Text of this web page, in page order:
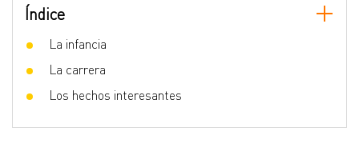
Índice
La infancia
La carrera
Los hechos interesantes